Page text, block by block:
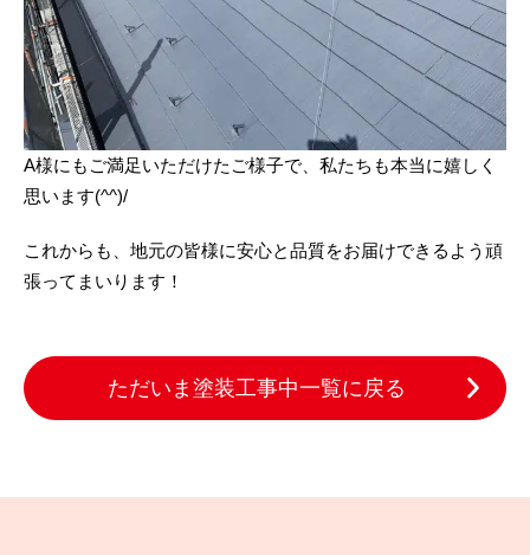
A様にもご満足いただけたご様子で、私たちも本当に嬉しく
思います(^^)/
これからも、地元の皆様に安心と品質をお届けできるよう頑
張ってまいります！
ただいま塗装工事中一覧に戻る